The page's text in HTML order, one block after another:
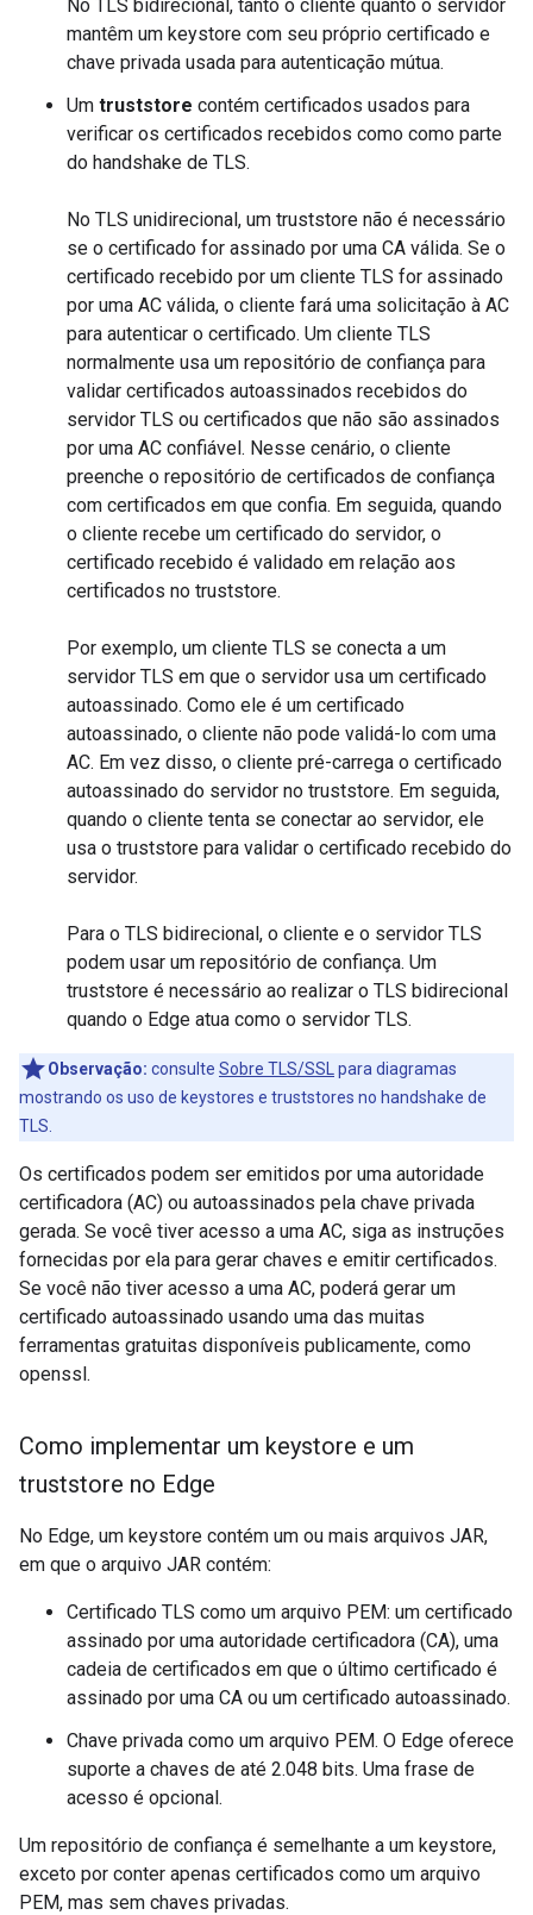
No TLS bidirecional, tanto o cliente quanto o servidor
mantêm um keystore com seu próprio certificado e
chave privada usada para autenticação mútua.
Um truststore contém certificados usados para
verificar os certificados recebidos como como parte
do handshake de TLS.
No TLS unidirecional, um truststore não é necessário
se o certificado for assinado por uma CA válida. Se o
certificado recebido por um cliente TLS for assinado
por uma AC válida, o cliente fará uma solicitação à AC
para autenticar o certificado. Um cliente TLS
normalmente usa um repositório de confiança para
validar certificados autoassinados recebidos do
servidor TLS ou certificados que não são assinados
por uma AC confiável. Nesse cenário, o cliente
preenche o repositório de certificados de confiança
com certificados em que confia. Em seguida, quando
o cliente recebe um certificado do servidor, o
certificado recebido é validado em relação aos
certificados no truststore.
Por exemplo, um cliente TLS se conecta a um
servidor TLS em que o servidor usa um certificado
autoassinado. Como ele é um certificado
autoassinado, o cliente não pode validá-lo com uma
AC. Em vez disso, o cliente pré-carrega o certificado
autoassinado do servidor no truststore. Em seguida,
quando o cliente tenta se conectar ao servidor, ele
usa o truststore para validar o certificado recebido do
servidor.
Para o TLS bidirecional, o cliente e o servidor TLS
podem usar um repositório de confiança. Um
truststore é necessário ao realizar o TLS bidirecional
quando o Edge atua como o servidor TLS.
Observação: consulte Sobre TLS/SSL
para diagramas
mostrando os uso de keystores e truststores no handshake de
TLS.
Os certificados podem ser emitidos por uma autoridade
certificadora (AC) ou autoassinados pela chave privada
gerada. Se você tiver acesso a uma AC, siga as instruções
fornecidas por ela para gerar chaves e emitir certificados.
Se você não tiver acesso a uma AC, poderá gerar um
certificado autoassinado usando uma das muitas
ferramentas gratuitas disponíveis publicamente, como
openssl.
Como implementar um keystore e um
truststore no Edge
No Edge, um keystore contém um ou mais arquivos JAR,
em que o arquivo JAR contém:
Certificado TLS como um arquivo PEM: um certificado
assinado por uma autoridade certificadora (CA), uma
cadeia de certificados em que o último certificado é
assinado por uma CA ou um certificado autoassinado.
Chave privada como um arquivo PEM. O Edge oferece
suporte a chaves de até 2.048 bits. Uma frase de
acesso é opcional.
Um repositório de confiança é semelhante a um keystore,
exceto por conter apenas certificados como um arquivo
PEM, mas sem chaves privadas.